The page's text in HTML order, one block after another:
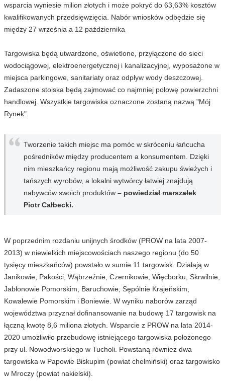
wsparcia wyniesie milion złotych i może pokryć do 63,63% kosztów
kwalifikowanych przedsięwzięcia. Nabór wniosków odbędzie się
między 27 września a 12 października
Targowiska będą utwardzone, oświetlone, przyłączone do sieci
wodociągowej, elektroenergetycznej i kanalizacyjnej, wyposażone w
miejsca parkingowe, sanitariaty oraz odpływ wody deszczowej.
Zadaszone stoiska będą zajmować co najmniej połowę powierzchni
handlowej. Wszystkie targowiska oznaczone zostaną nazwą "Mój
Rynek".
Tworzenie takich miejsc ma pomóc w skróceniu łańcucha
pośredników między producentem a konsumentem. Dzięki
nim mieszkańcy regionu mają możliwość zakupu świeżych i
tańszych wyrobów, a lokalni wytwórcy łatwiej znajdują
nabywców swoich produktów – powiedział marszałek
Piotr Całbecki.
W poprzednim rozdaniu unijnych środków (PROW na lata 2007-
2013) w niewielkich miejscowościach naszego regionu (do 50
tysięcy mieszkańców) powstało w sumie 11 targowisk. Działają w
Janikowie, Pakości, Wąbrzeźnie, Czernikowie, Więcborku, Skrwilnie,
Jabłonowie Pomorskim, Baruchowie, Sępólnie Krajeńskim,
Kowalewie Pomorskim i Boniewie. W wyniku naborów zarząd
województwa przyznał dofinansowanie na budowę 17 targowisk na
łączną kwotę 8,6 miliona złotych. Wsparcie z PROW na lata 2014-
2020 umożliwiło przebudowę istniejącego targowiska położonego
przy ul. Nowodworskiego w Tucholi. Powstaną również dwa
targowiska w Papowie Biskupim (powiat chełmiński) oraz targowisko
w Mroczy (powiat nakielski).